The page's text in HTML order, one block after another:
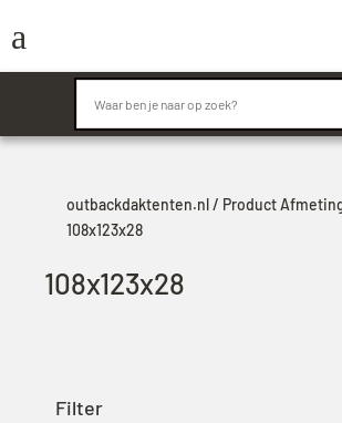
a
outbackdaktenten.nl/ Product
108x123x28
108x123x28
Filter